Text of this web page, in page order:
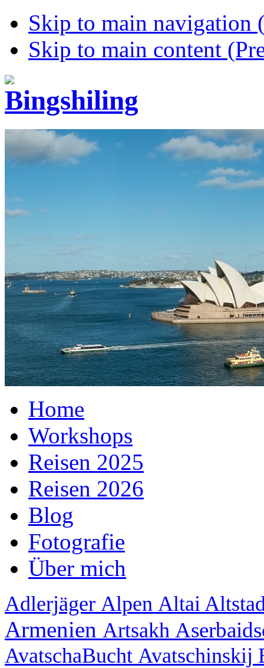
Skip to main navigation
Skip to main content
Home
Workshops
Reisen 2025
Reisen 2026
Blog
Fotografie
Über mich
Adlerjäger Alpen Altai
Armenien Artsakh
AvatschaBucht Avatschinskij